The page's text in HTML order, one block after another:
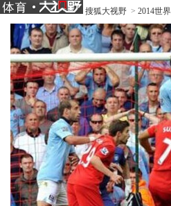
搜狐大视野 > 2014世